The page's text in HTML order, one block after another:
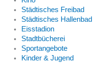
Städtisches Freibad
Städtisches Hallenbad
Eisstadion
Stadtbücherei
Sportangebote
Kinder & Jugend